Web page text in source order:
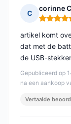
C
corinne
Gepubliceerd op
na een aankoop
artikel komt
dat met de
de USB-
Vertaalde